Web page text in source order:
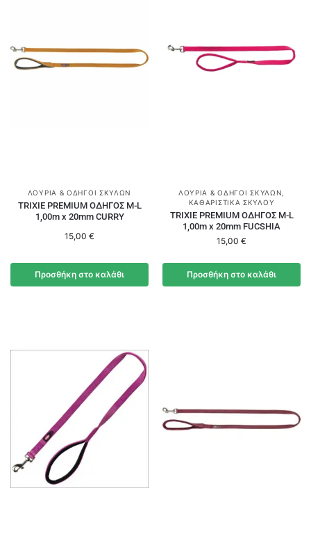
ΛΟΥΡΙΆ & ΟΔΗΓΟΊ ΣΚΎΛΩΝ
TRIXIE PREMIUM ΟΔΗΓΟΣ M-L
1,00m x 20mm CURRY
15,00 €
Προσθήκη στο καλάθι
ΛΟΥΡΙΆ & ΟΔΗΓΟΊ ΣΚΎΛΩΝ
ΚΑΘΑΡΙΣΤΙΚΆ ΣΚΎΛΟΥ
TRIXIE PREMIUM ΟΔΗΓΟΣ M-L
1,00m x 20mm FUCSHIA
15,00 €
Προσθήκη στο καλάθι